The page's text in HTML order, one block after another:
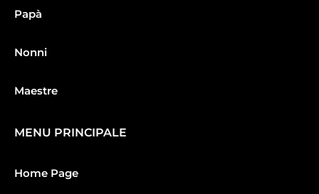
Papà
Nonni
Maestre
MENU PRINCIPALE
Home Page